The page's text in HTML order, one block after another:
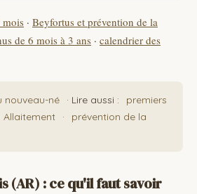
mois · Beyfortus et prévention de la
de 6 mois à 3 ans · calendrier des
nouveau-né · Lire aussi :
premiers
Allaitement ·
prévention de la
(AR) : ce qu'il faut savoir